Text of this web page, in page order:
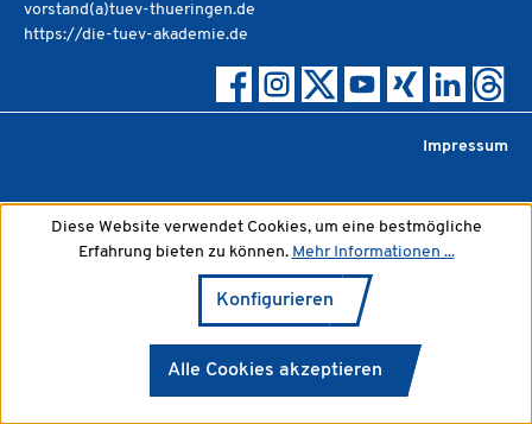
vorstand(a)tuev-thueringen.de
https://die-tuev-akademie.de
Impressum
Diese Website verwendet Cookies, um eine bestmögliche
Erfahrung bieten zu können. Mehr Informationen ...
Konfigurieren
Alle Cookies akzeptieren